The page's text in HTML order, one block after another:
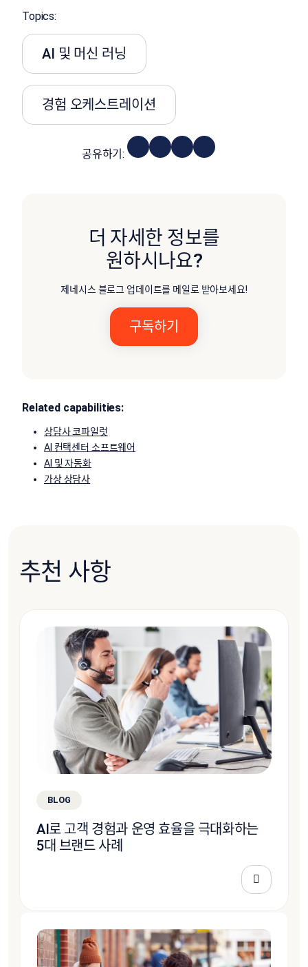
Topics:
AI 및 머신 러닝
경험 오케스트레이션
공유하기:
더 자세한 정보를
원하시나요?
제네시스 블로그 업데이트를 메일로 받아보세요!
Related capabilities:
상담사 코파일럿
AI 컨택센터 소프트웨어
AI 및 자동화
가상 상담사
추천 사항
BLOG
AI로 고객 경험과 운영 효율을 극대화하는
5대 브랜드 사례